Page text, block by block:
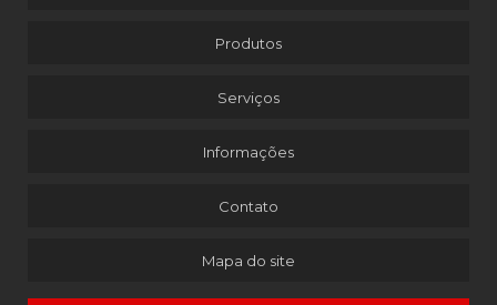
Produtos
Serviços
Informações
Contato
Mapa do site